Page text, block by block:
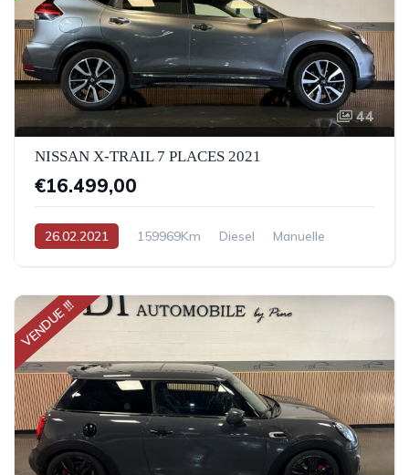
44
NISSAN X-TRAIL 7 PLACES 2021
€16.499,00
26.02.2021 159969Km Diesel Manuelle
VENDUE !!!